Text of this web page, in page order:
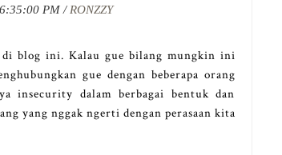
PM /RONZZY
blog ini. Kalau gue bilang mungkin ini
gue dengan beberapa orang
insecurity dalam berbagai bentuk dan
yang nggak ngerti dengan perasaan kita